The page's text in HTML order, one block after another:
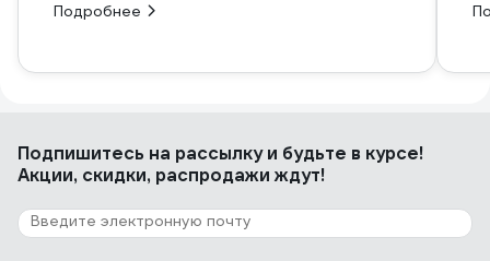
Подробнее
Подпишитесь на рассылкуи будьте в курсе!
Акции, скидки, распродажи ждут!